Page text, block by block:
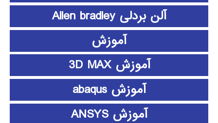
آلن بردلی Allen bradley
آموزش
آموزش 3D MAX
آموزش abaqus
آموزش ANSYS